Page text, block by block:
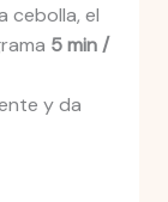
cebolla, el
5 min /
y da